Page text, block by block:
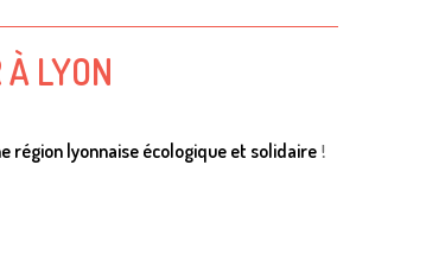
LYON
région lyonnaise écologique et solidaire !